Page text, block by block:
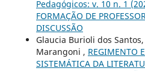
Pedagógicos: v. 10 n. 1
FORMAÇÃO DE
DISCUSSÃO
Glaucia Burioli dos
Marangoni , REGIMENTO
SISTEMÁTICA DA